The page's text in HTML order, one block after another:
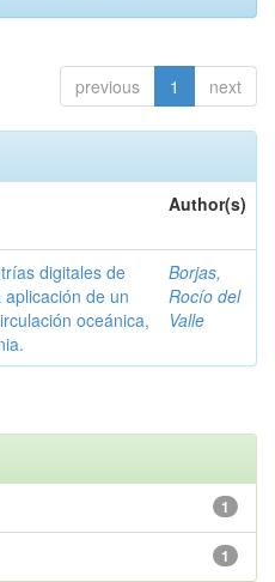
previous 1 next
Author(s)
digitales de
de un
oceánica,
Borjas,
Rocío del
Valle
1
1